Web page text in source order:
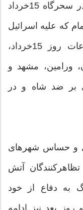
به دنبال انتشار خبر بازداشت امام در سحرگاه 15خرداد
که علیه اسرائیل
و رژیم شاه بوده از نخستین ساعات روز 15خرداد،
ورامین، مشهد و
بر ضد شاه و در
و حساس شهرهای
آتش
به دفاع از خود